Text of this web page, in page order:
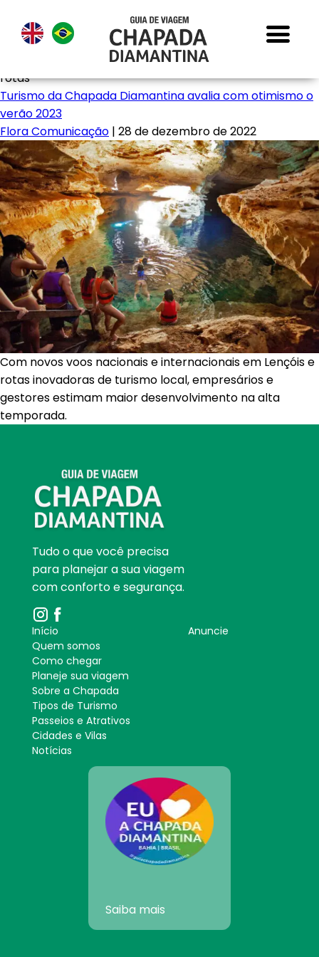
rotas
Turismo da Chapada Diamantina avalia com otimismo o
verão 2023
Flora Comunicação | 28 de dezembro de 2022
Com novos voos nacionais e internacionais em Lençóis e
rotas inovadoras de turismo local, empresários e
gestores estimam maior desenvolvimento na alta
temporada.
Tudo o que você precisa
para planejar a sua viagem
com conforto e segurança.
Início
Quem somos
Como chegar
Planeje sua viagem
Sobre a Chapada
Tipos de Turismo
Passeios e Atrativos
Cidades e Vilas
Notícias
Anuncie
Saiba mais